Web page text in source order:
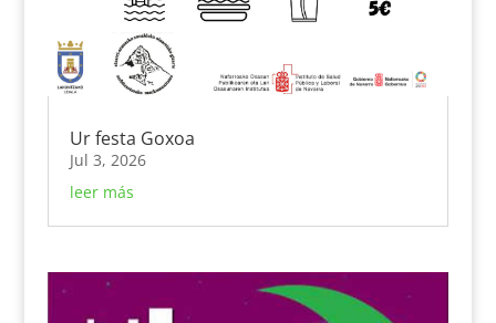
Ur festa Goxoa
Jul 3, 2026
leer más